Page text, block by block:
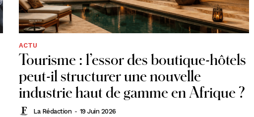
ACTU
Tourisme : l’essor des boutique-hôtels
peut-il structurer une nouvelle
industrie haut de gamme en Afrique ?
La Rédaction - 19 Juin 2026